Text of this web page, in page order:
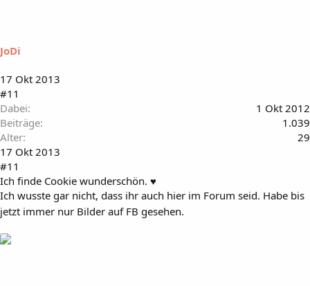
JoDi
17 Okt 2013
#11
Dabei
1 Okt 2012
Beiträge
1.039
Alter
29
17 Okt 2013
#11
Ich finde Cookie wunderschön. ♥
Ich wusste gar nicht, dass ihr auch hier im Forum seid. Habe bis
jetzt immer nur Bilder auf FB gesehen.